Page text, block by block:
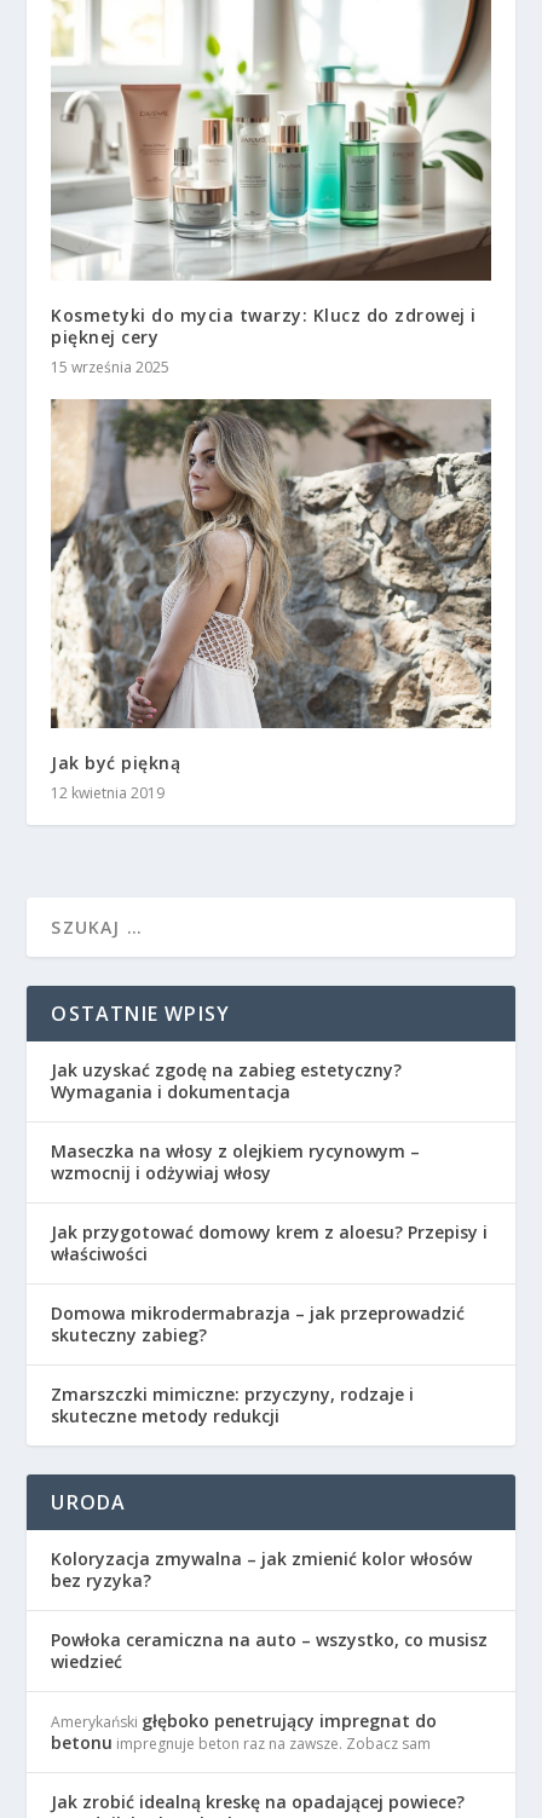
Kosmetyki do mycia twarzy: Klucz do zdrowej i
pięknej cery
15 września 2025
Jak być piękną
12 kwietnia 2019
OSTATNIE WPISY
Jak uzyskać zgodę na zabieg estetyczny?
Wymagania i dokumentacja
Maseczka na włosy z olejkiem rycynowym –
wzmocnij i odżywiaj włosy
Jak przygotować domowy krem z aloesu? Przepisy i
właściwości
Domowa mikrodermabrazja – jak przeprowadzić
skuteczny zabieg?
Zmarszczki mimiczne: przyczyny, rodzaje i
skuteczne metody redukcji
URODA
Koloryzacja zmywalna – jak zmienić kolor włosów
bez ryzyka?
Powłoka ceramiczna na auto – wszystko, co musisz
wiedzieć
Amerykański głęboko penetrujący impregnat do
betonu impregnuje beton raz na zawsze. Zobacz sam
Jak zrobić idealną kreskę na opadającej powiece?